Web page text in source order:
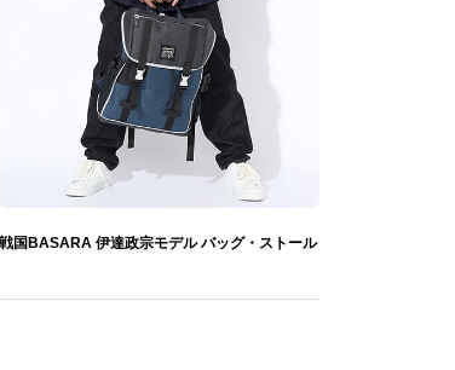
戦国BASARA 伊達政宗モデル バッグ・ストール